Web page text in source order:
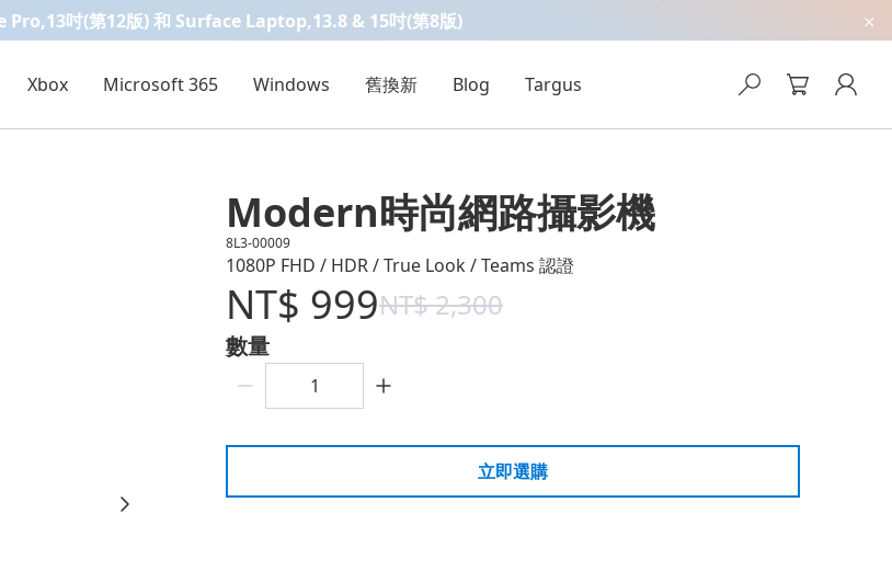
Pro,13吋(第12版) 和 Surface Laptop,13.8 & 15吋(第8版)
Xbox Microsoft 365 Windows 舊換新 Blog Targus
Modern時尚網路攝影機
8L3-00009
1080P FHD / HDR / True Look / Teams 認證
NT$ 999NT$2,300
數量
立即選購